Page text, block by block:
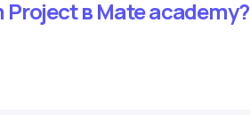
Project в Mate academy?